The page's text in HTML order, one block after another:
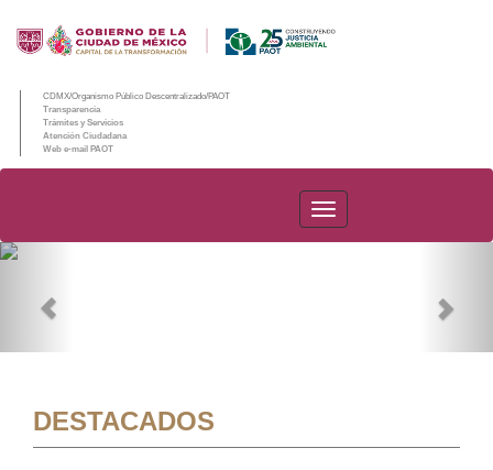
CDMX/Organismo Público Descentralizado/PAOT
Transparencia
Trámites y Servicios
Atención Ciudadana
Web e-mail PAOT
PAOT
DESTACADOS